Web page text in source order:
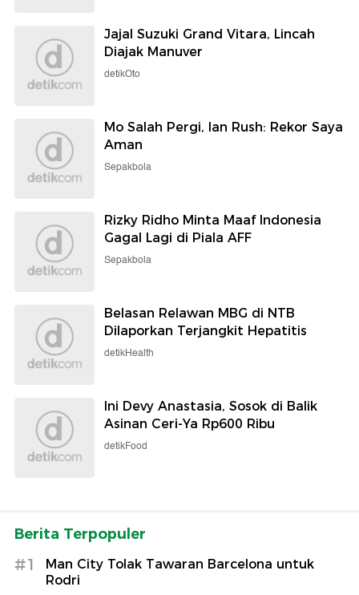
Jajal Suzuki Grand Vitara, Lincah
Diajak Manuver
detikOto
Mo Salah Pergi, Ian Rush: Rekor Saya
Aman
Sepakbola
Rizky Ridho Minta Maaf Indonesia
Gagal Lagi di Piala AFF
Sepakbola
Belasan Relawan MBG di NTB
Dilaporkan Terjangkit Hepatitis
detikHealth
Ini Devy Anastasia, Sosok di Balik
Asinan Ceri-Ya Rp600 Ribu
detikFood
Berita Terpopuler
#1
Man City Tolak Tawaran Barcelona untuk
Rodri